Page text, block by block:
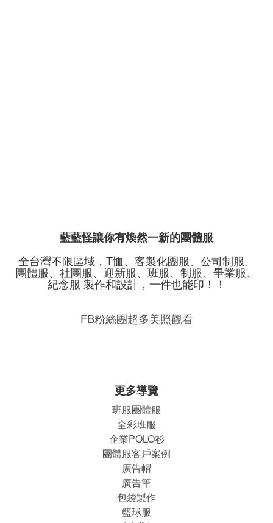
藍藍怪讓你有煥然一新的團體服
全台灣不限區域，T恤、客製化團服、公司制服、
團體服、社團服、迎新服、班服、制服、畢業服、
紀念服 製作和設計，一件也能印！！
FB粉絲團超多美照觀看
更多導覽
班服團體服
全彩班服
企業POLO衫
團體服客戶案例
廣告帽
廣告筆
包袋製作
籃球服